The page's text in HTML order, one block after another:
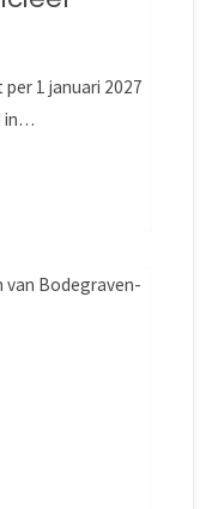
1 januari 2027
in…